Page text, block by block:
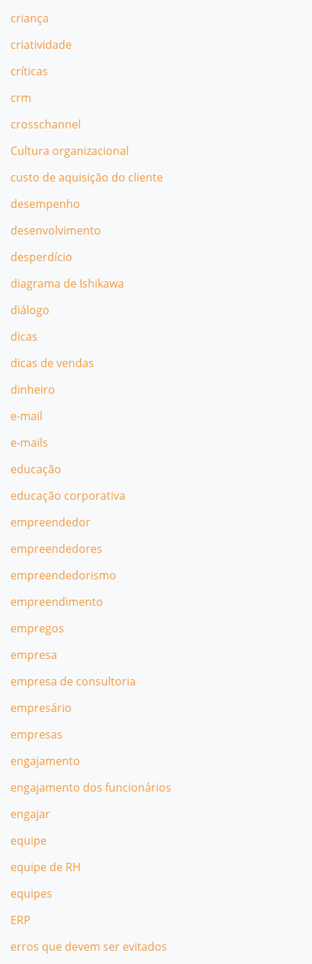
criança
criatividade
críticas
crm
crosschannel
Cultura organizacional
custo de aquisição do cliente
desempenho
desenvolvimento
desperdício
diagrama de Ishikawa
diálogo
dicas
dicas de vendas
dinheiro
e-mail
e-mails
educação
educação corporativa
empreendedor
empreendedores
empreendedorismo
empreendimento
empregos
empresa
empresa de consultoria
empresário
empresas
engajamento
engajamento dos funcionários
engajar
equipe
equipe de RH
equipes
ERP
erros que devem ser evitados